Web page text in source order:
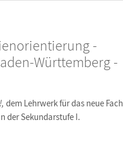
-
Württemberg -
dem Lehrwerk für das neue Fach
der Sekundarstufe I.